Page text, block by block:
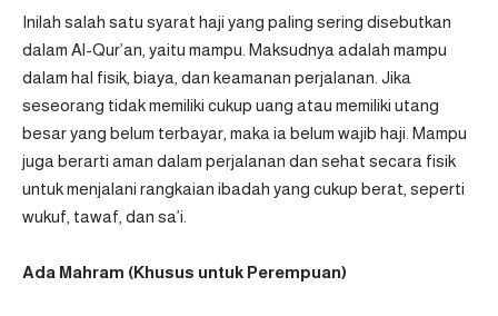
Inilah salah satu syarat haji yang paling sering disebutkan
dalam Al-Qur’an, yaitu mampu. Maksudnya adalah mampu
dalam hal fisik, biaya, dan keamanan perjalanan. Jika
seseorang tidak memiliki cukup uang atau memiliki utang
besar yang belum terbayar, maka ia belum wajib haji. Mampu
juga berarti aman dalam perjalanan dan sehat secara fisik
untuk menjalani rangkaian ibadah yang cukup berat, seperti
wukuf, tawaf, dan sa’i.
Ada Mahram (Khusus untuk Perempuan)